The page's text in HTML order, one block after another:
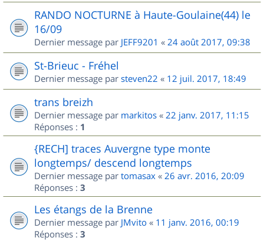
RANDO NOCTURNE à Haute-Goulaine(44) le
16/09
Dernier message par JEFF9201 « 24 août 2017, 09:38
St-Brieuc - Fréhel
Dernier message par steven22 « 12 juil. 2017, 18:49
trans breizh
Dernier message par markitos « 22 janv. 2017, 11:15
Réponses : 1
{RECH] traces Auvergne type monte
longtemps/ descend longtemps
Dernier message par tomasax « 26 avr. 2016, 20:09
Réponses : 3
Les étangs de la Brenne
Dernier message par JMvito « 11 janv. 2016, 00:19
Réponses : 3